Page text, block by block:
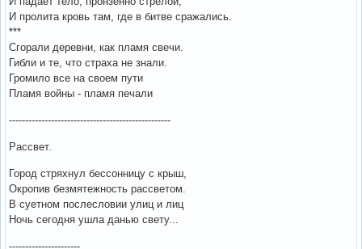
И пролита кровь там, где в битве сражались.
***
Сгорали деревни, как пламя свечи.
Гибли и те, что страха не знали.
Громило все на своем пути
Пламя войны - пламя печали
--------------------------------------------------
Рассвет.
Город стряхнул бессонницу с крыш,
Окропив безмятежность рассветом.
В суетном послесловии улиц и лиц
Ночь сегодня ушла данью свету...
----------------------